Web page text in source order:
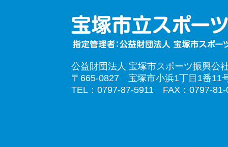
公益財団法人 宝塚市スポーツ振興公
〒665-0827 宝塚市小浜1丁目1番11
TEL：0797-87-5911 FAX：0797-81-